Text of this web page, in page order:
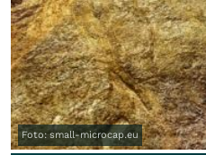
Foto: small-microcap.eu